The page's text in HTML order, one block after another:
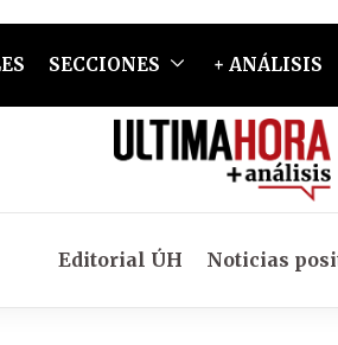
SECCIONES + ANÁLISIS
Editorial ÚH Noticias